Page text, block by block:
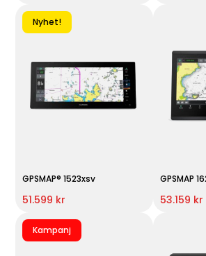
Nyhet!
GPSMAP® 1523xsv
51.599 kr
GPSMAP
53.159 kr
Kampanj